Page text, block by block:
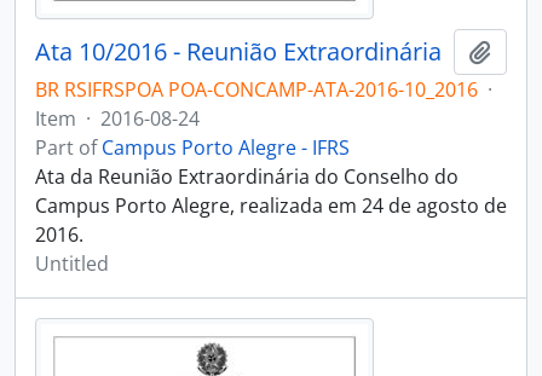
Ata 10/2016 - Reunião Extraordinária
BR RSIFRSPOA POA-CONCAMP-ATA-2016-10_2016 ·
Item · 2016-08-24
Part ofCampus Porto Alegre - IFRS
Ata da Reunião Extraordinária do Conselho do
Campus Porto Alegre, realizada em 24 de agosto de
2016.
Untitled